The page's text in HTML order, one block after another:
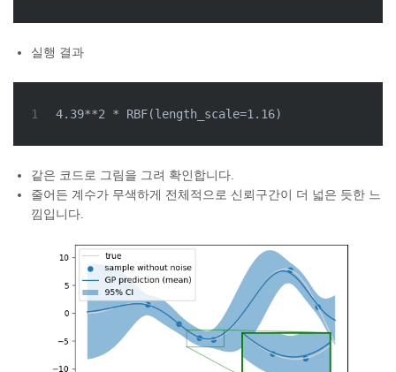
실행 결과
1 4.39**2 * RBF(length_scale=1.16)
같은 코드로 그림을 그려 확인합니다.
줄어든 계수가 무색하게 전체적으로 신뢰구간이 더 넓은 듯한 느
낌입니다.